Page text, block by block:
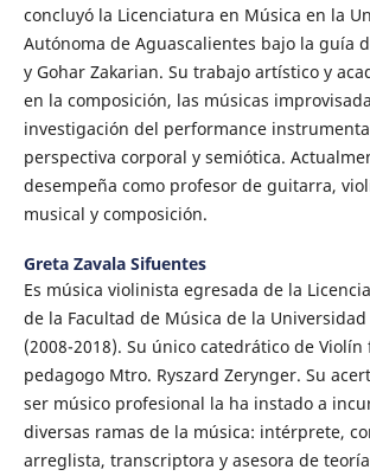
concluyó la Licenciatura en Música en la
Autónoma de Aguascalientes bajo la guía
y Gohar Zakarian. Su trabajo artístico y
en la composición, las músicas
investigación del performance
perspectiva corporal y semiótica.
desempeña como profesor de guitarra,
musical y composición.
Greta Zavala Sifuentes
Es música violinista egresada de la
de la Facultad de Música de la Universidad
(2008-2018). Su único catedrático de
pedagogo Mtro. Ryszard Zerynger. Su
ser músico profesional la ha instado a
diversas ramas de la música: intérprete,
arreglista, transcriptora y asesora de